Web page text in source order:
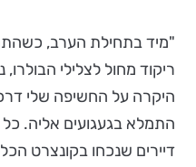
"מיד בתחילת הערב,
ריקוד מחול לצלילי
היקרה על החשיפה שלי
התמלא בגעגועים אליה.
דיירים שנכחו בקונצרט